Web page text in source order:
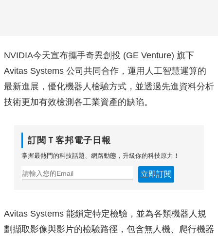
NVIDIA今天宣布攜手奇異創投 (GE Venture) 旗下
Avitas Systems 公司共同合作，運用人工智慧運算的
最新進展，優化機器人檢驗方式，並透過先進資料分析
技術更加有效檢測各工業資產的缺陷。
訂閱Ｔ客邦電子日報
掌握最熱門的科技話題、網路動態，升級你的科技原力！
立即訂閱
Avitas Systems 能鎖定特定檢驗，並為各類機器人規
劃擷取影像與影片的檢驗路徑，包含無人機、爬行機器